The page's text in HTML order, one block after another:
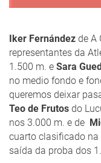
Iker Fernández de A
representantes da
1.500 m. e Sara
no medio fondo e
queremos deixar
Teo de Frutos do
nos 3.000 m. e de
cuarto clasificado na
saída da proba dos